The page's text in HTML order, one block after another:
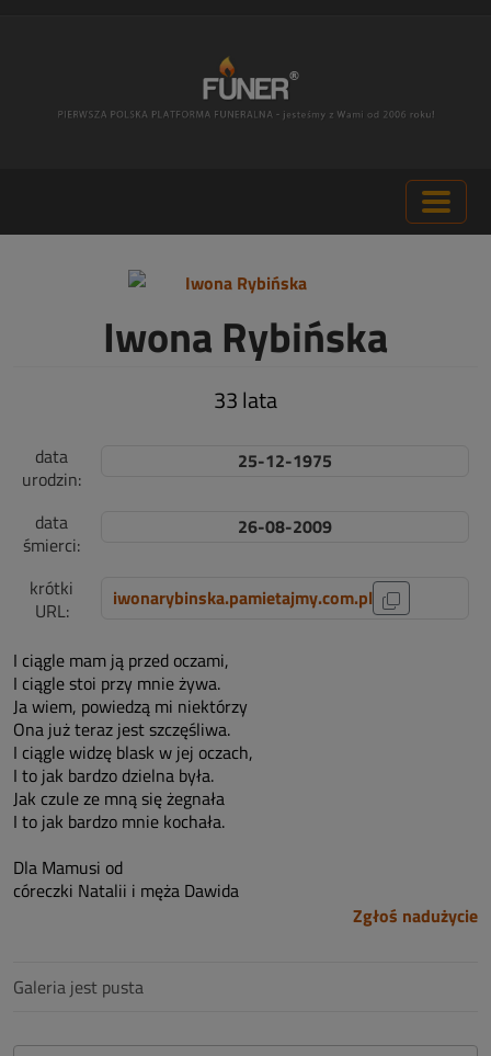
Iwona Rybińska
33 lata
data
urodzin:
25-12-1975
data
śmierci:
26-08-2009
krótki
URL:
iwonarybinska.pamietajmy.com.pl
I ciągle mam ją przed oczami,
I ciągle stoi przy mnie żywa.
Ja wiem, powiedzą mi niektórzy
Ona już teraz jest szczęśliwa.
I ciągle widzę blask w jej oczach,
I to jak bardzo dzielna była.
Jak czule ze mną się żegnała
I to jak bardzo mnie kochała.
Dla Mamusi od
córeczki Natalii i męża Dawida
Zgłoś nadużycie
Galeria jest pusta